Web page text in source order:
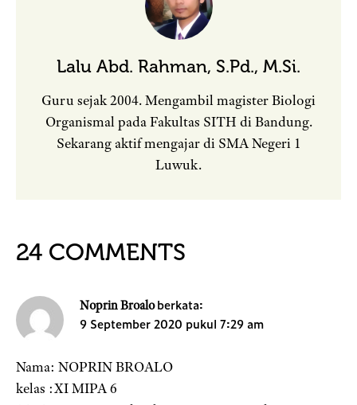
Lalu Abd. Rahman, S.Pd., M.Si.
Guru sejak 2004. Mengambil magister Biologi
Organismal pada Fakultas SITH di Bandung.
Sekarang aktif mengajar di SMA Negeri 1
Luwuk.
24 COMMENTS
Noprin Broalo berkata:
9 September 2020 pukul 7:29 am
Nama: NOPRIN BROALO
kelas :XI MIPA 6